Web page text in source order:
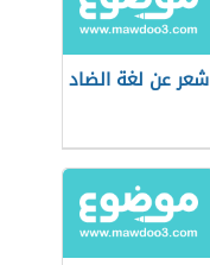
شعر عن لغة الضاد